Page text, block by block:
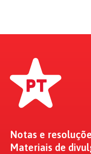
Notas e
Materiais de